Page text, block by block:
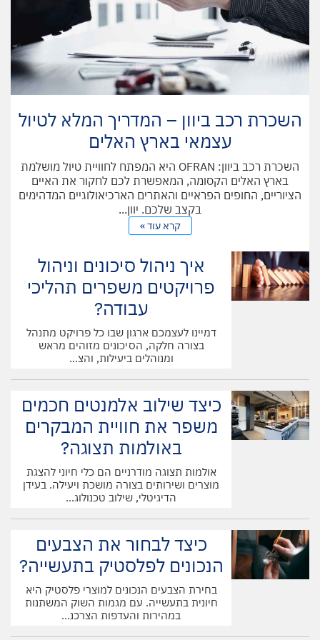
תאונות קטלניות.
מהי נוֹחוּת בנסיעות?
משפחות מבלות זמן רב בנסיעות – בין אם עבור מצרכים, משחקי
ספורט, דייטים, שיעורי מוזיקה או רסיטל ריקודים. לכן משפחות
זקוקות לפרקטיות וידידותיות למשתמש בבחירת רכב משפחתי.
המכוניות של היום מתהדרות בשפע של תכונות נוחות שנועדו
להפוך את הנהיגה ואת חיי הנוסעים שלה לפשוטים יותר, החל
מרכיבים סטנדרטיים כמו דלתות חשמליות וכלה ברכיבים מיוחדים
יותר כמו מערכות אקלים רב-אזוריות.
השכרת רכב ביוון – המדריך המלא לטיול
עצמאי בארץ האלים
השכרת רכב ביוון: OFRAN היא המפתח לחוויית טיול מושלמת
בארץ האלים הקסומה, המאפשרת לכם לחקור את האיים
הציוריים, החופים הפראיים והאתרים הארכיאולוגיים המדהימים
בקצב שלכם. יוון...
קרא עוד »
איך ניהול סיכונים וניהול
פרויקטים משפרים תהליכי
עבודה?
דמיינו לעצמכם ארגון שבו כל פרויקט מתנהל
בצורה חלקה, הסיכונים מזוהים מראש
ומנוהלים ביעילות, והצ...
כיצד שילוב אלמנטים חכמים
משפר את חוויית המבקרים
באולמות תצוגה?
אולמות תצוגה מודרניים הם כלי חיוני להצגת
מוצרים ושירותים בצורה מושכת ויעילה. בעידן
הדיגיטלי, שילוב טכנולוג...
כיצד לבחור את הצבעים
הנכונים לפלסטיק בתעשייה?
בחירת הצבעים הנכונים למוצרי פלסטיק היא
חיונית בתעשייה. עם מגמות השוק המשתנות
במהירות והעדפות הצרכנ...